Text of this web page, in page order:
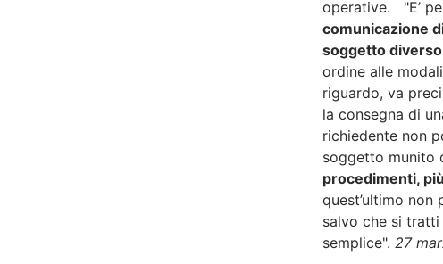
operative. "E’
comunicazione
soggetto
ordine alle
riguardo, va
la consegna di
richiedente non
soggetto munito
procedimenti,
quest’ultimo
salvo che si
semplice". 27